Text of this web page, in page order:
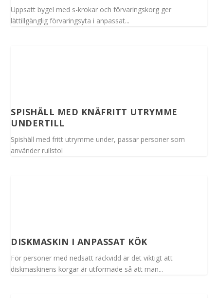
Uppsatt bygel med s-krokar och förvaringskorg ger
lättillgänglig förvaringsyta i anpassat...
SPISHÄLL MED KNÄFRITT UTRYMME
UNDERTILL
Spishäll med fritt utrymme under, passar personer som
använder rullstol
DISKMASKIN I ANPASSAT KÖK
För personer med nedsatt räckvidd är det viktigt att
diskmaskinens korgar är utformade så att man...